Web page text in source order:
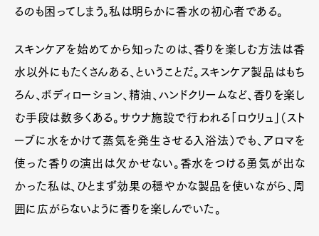
るのも困ってしまう。私は明らかに香水の初心者である。
スキンケアを始めてから知ったのは、香りを楽しむ方法は香
水以外にもたくさんある、ということだ。スキンケア製品はもち
ろん、ボディローション、精油、ハンドクリームなど、香りを楽し
む手段は数多くある。サウナ施設で行われる「ロウリュ」（スト
ーブに水をかけて蒸気を発生させる入浴法）でも、アロマを
使った香りの演出は欠かせない。香水をつける勇気が出な
かった私は、ひとまず効果の穏やかな製品を使いながら、周
囲に広がらないように香りを楽しんでいた。